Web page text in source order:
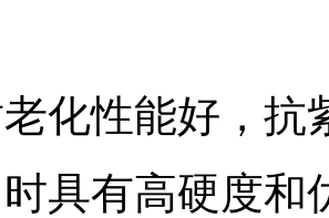
老化性能好，
时具有高硬度